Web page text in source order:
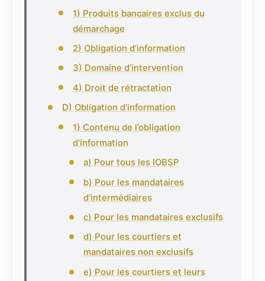
1) Produits bancaires exclus du
démarchage
2) Obligation d’information
3) Domaine d’intervention
4) Droit de rétractation
D) Obligation d’information
1) Contenu de l’obligation
d’information
a) Pour tous les IOBSP
b) Pour les mandataires
d’intermédiaires
c) Pour les mandataires exclusifs
d) Pour les courtiers et
mandataires non exclusifs
e) Pour les courtiers et leurs